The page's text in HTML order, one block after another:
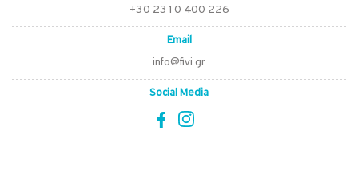
+30 2310 400 226
Email
info@fivi.gr
Social Media